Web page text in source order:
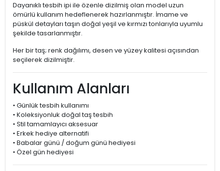
Dayanıklı tesbih ipi ile özenle dizilmiş olan model uzun
ömürlü kullanım hedeflenerek hazırlanmıştır. İmame ve
püskül detayları taşın doğal yeşil ve kırmızı tonlarıyla uyumlu
şekilde tasarlanmıştır.
Her bir taş; renk dağılımı, desen ve yüzey kalitesi açısından
seçilerek dizilmiştir.
Kullanım Alanları
• Günlük tesbih kullanımı
• Koleksiyonluk doğal taş tesbih
• Stil tamamlayıcı aksesuar
• Erkek hediye alternatifi
• Babalar günü / doğum günü hediyesi
• Özel gün hediyesi